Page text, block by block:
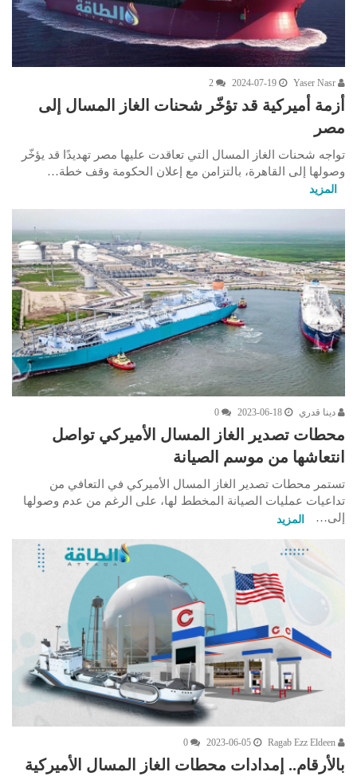
2024-07-19
2
أزمة أميركية قد تؤخّر شحنات الغاز المسال إلى
مصر
تواجه شحنات الغاز المسال التي تعاقدت عليها مصر تهديدًا قد يؤخّر
وصولها إلى القاهرة، بالتزامن مع إعلان الحكومة وقف خطة…
المزيد
دينا قدري 2023-06-18
0
محطات تصدير الغاز المسال الأميركي تواصل
انتعاشها من موسم الصيانة
تستمر محطات تصدير الغاز المسال الأميركي في التعافي من
تداعيات عمليات الصيانة المخطط لها، على الرغم من عدم وصولها
إلى…
المزيد
2023-06-05
0
بالأرقام.. إمدادات محطات الغاز المسال الأميركية